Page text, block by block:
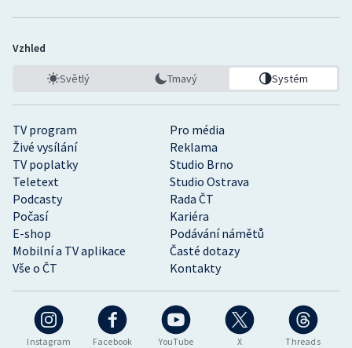
Instagram Facebook YouTube X Threads
TV program
Pro média
Živé vysílání
Reklama
TV poplatky
Studio Brno
Teletext
Studio Ostrava
Podcasty
Rada ČT
Počasí
Kariéra
E-shop
Podávání námětů
Mobilní a TV aplikace
Časté dotazy
Vše o ČT
Kontakty
Vzhled
Světlý Tmavý Systém